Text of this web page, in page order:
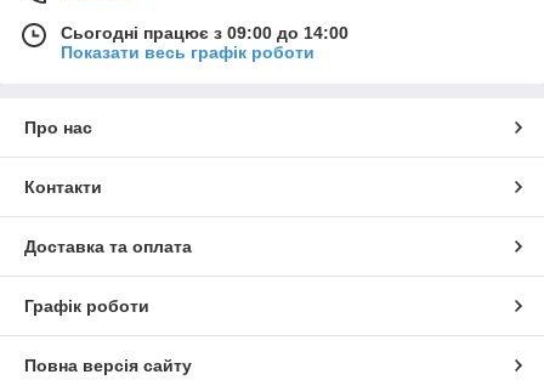
Сьогодні працює з 09:00 до 14:00
Показати весь графік роботи
Про нас
Контакти
Доставка та оплата
Графік роботи
Повна версія сайту